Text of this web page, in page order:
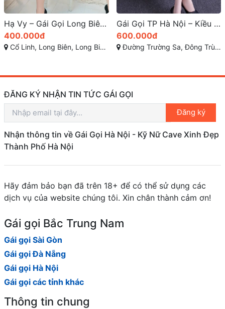
Hạ Vy – Gái Gọi Long Biên Xinh Non Ngon Tơ
400.000đ
Cổ Linh, Long Biên, Long Biên, Hà Nội
Gái Gọi TP Hà Nội – Kiều Trang Thân Hình Tuyệt Mỹ, Dịch Vụ Đỉnh Cao
600.000đ
Đường Trường Sa, Đông Trù, Đông Hội, Đông Anh, Hà Nội
ĐĂNG KÝ NHẬN TIN TỨC GÁI GỌI
Đăng ký
Nhận thông tin về Gái Gọi Hà Nội - Kỹ Nữ Cave Xinh Đẹp
Thành Phố Hà Nội
Hãy đảm bảo bạn đã trên 18+ để có thể sử dụng các
dịch vụ của website chúng tôi. Xin chân thành cảm ơn!
Gái gọi Bắc Trung Nam
Gái gọi Sài Gòn
Gái gọi Đà Nẵng
Gái gọi Hà Nội
Gái gọi các tỉnh khác
Thông tin chung